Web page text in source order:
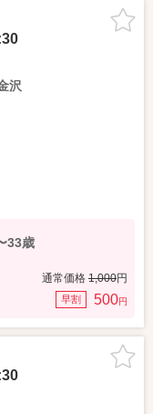
沢
33歳
通常価格 1,000円
早割 500円